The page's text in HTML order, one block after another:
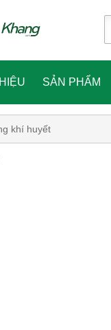
SẢN PHẨM
khí huyết